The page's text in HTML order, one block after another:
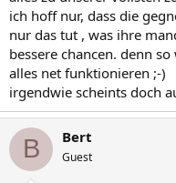
ich hoff nur, dass die
nur das tut , was ihre
bessere chancen. denn
alles net funktionieren ;-)
irgendwie scheints doch
B Bert
Guest